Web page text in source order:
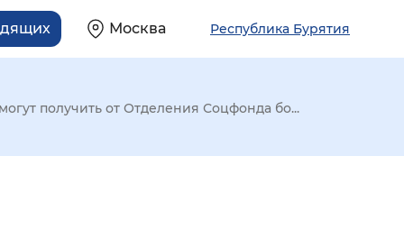
Москва Республика Бурятия
получить от Отделения Соцфонда бо...